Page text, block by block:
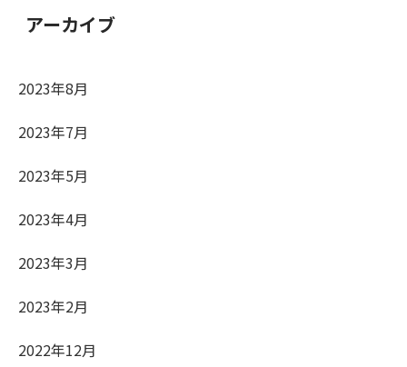
アーカイブ
2023年8月
2023年7月
2023年5月
2023年4月
2023年3月
2023年2月
2022年12月